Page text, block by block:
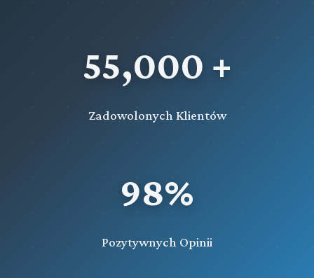
55,000 +
Zadowolonych Klientów
98%
Pozytywnych Opinii